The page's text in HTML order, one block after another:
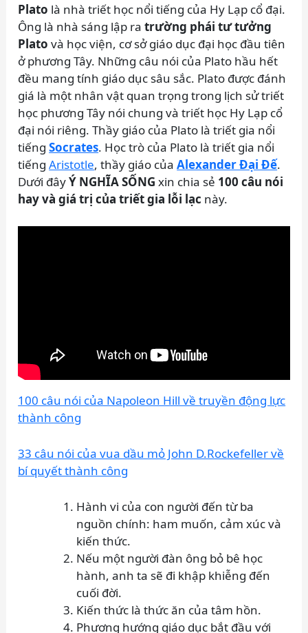
Plato là nhà triết học nổi tiếng của Hy Lạp cổ đại.
Ông là nhà sáng lập ratrường phái tư tưởng
Plato và học viện, cơ sở giáo dục đại học đầu tiên
ở phương Tây. Những câu nói của Plato hầu hết
đều mang tính giáo dục sâu sắc. Plato được đánh
giá là một nhân vật quan trọng trong lịch sử triết
học phương Tây nói chung và triết học Hy Lạp cổ
đại nói riêng. Thầy giáo của Plato là triết gia nổi
tiếngSocrates. Học trò của Plato là triết gia nổi
tiếngAristotle, thầy giáo củaAlexander Đại Đế.
Dưới đâyÝ NGHĨA SỐNG xin chia sẻ 100 câu nói
hay và giá trị của triết gia lỗi lạc này.
100 câu nói của Napoleon Hill về truyền động lực
thành công
33 câu nói của vua dầu mỏ John D.Rockefeller về
bí quyết thành công
Hành vi của con người đến từ ba
nguồn chính: ham muốn, cảm xúc và
kiến thức.
Nếu một người đàn ông bỏ bê học
hành, anh ta sẽ đi khập khiễng đến
cuối đời.
Kiến thức là thức ăn của tâm hồn.
Phương hướng giáo dục bắt đầu với